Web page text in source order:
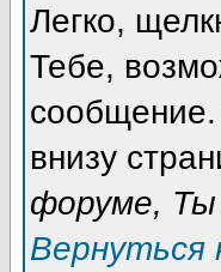
Легко,
Тебе,
внизу
форуме,
Вернуться